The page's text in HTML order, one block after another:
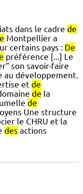
dans le cadre de
Montpellier a
certains pays : De
préférence [...] Le
son savoir-faire
au développement.
et de
de la
de
Une structure
le CHRU et la
des actions